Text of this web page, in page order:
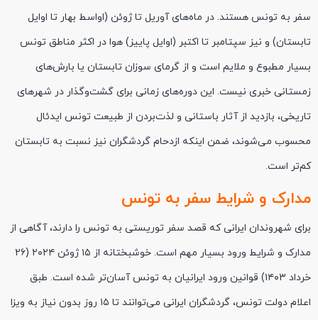
سفر به تونس هستند. در ماه‌های آوریل تا ژوئن (اواسط بهار تا اوایل
تابستان) و نیز سپتامبر تا اکتبر (اوایل پاییز) هوا در اکثر مناطق تونس
بسیار مطبوع و ملایم است و از گرمای سوزان تابستان یا بارش‌های
زمستانی خبری نیست. این دوره‌های زمانی برای گشت‌وگذار در شهرهای
تاریخی، بازدید از آثار باستانی و لذت‌بردن از طبیعت تونس ایدئال
محسوب می‌شوند، ضمن اینکه ازدحام گردشگران نیز نسبت به تابستان
کم‌تر است.
مدارک و شرایط سفر به تونس
برای شهروندان ایرانی که قصد سفر توریستی به تونس را دارند، آگاهی از
مدارک و شرایط ورود بسیار مهم است. خوشبختانه از ۱۵ ژوئن ۲۰۲۴ (۲۶
خرداد ۱۴۰۳) قوانین ورود ایرانیان به تونس آسان‌تر شده است. طبق
اعلام دولت تونس، گردشگران ایرانی می‌توانند تا ۱۵ روز بدون نیاز به ویزا